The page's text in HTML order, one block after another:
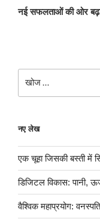
पोस्ट
नई सफलताओं की ओर बढ़ा
खोजे
नए लेख
एक चूहा जिसकी बस्ती में
डिजिटल विकास: पानी,
वैश्विक महाप्रयोग: